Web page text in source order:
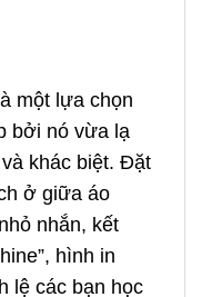
một lựa chọn
bởi nó vừa lạ
khác biệt. Đặt
ở giữa áo
nhắn, kết
hình in
lệ các bạn học